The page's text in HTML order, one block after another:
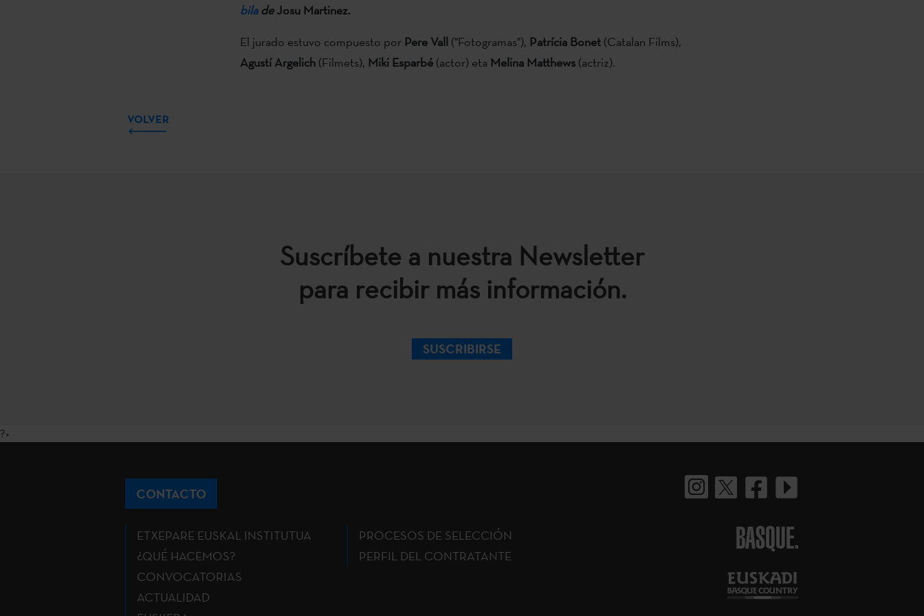
biladeJosu Martinez.
El jurado estuvo compuesto por Pere Vall("Fotogramas"), Patrícia Bonet(Catalan Films),
Agustí Argelich(Filmets), Miki Esparbé(actor) eta Melina Matthews (actriz).
VOLVER
Suscríbete a nuestra Newsletter
para recibir más información.
SUSCRIBIRSE
?>
CONTACTO
ETXEPARE EUSKAL INSTITUTUA
¿QUÉ HACEMOS?
CONVOCATORIAS
ACTUALIDAD
PROCESOS DE SELECCIÓN
PERFIL DEL CONTRATANTE
BASQUE.